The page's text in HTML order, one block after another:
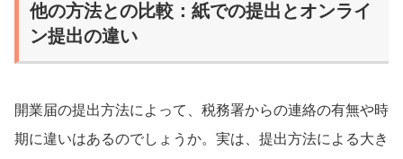
他の方法との比較：紙での提出とオンライ
ン提出の違い
開業届の提出方法によって、税務署からの連絡の有無や時
期に違いはあるのでしょうか。実は、提出方法による大き